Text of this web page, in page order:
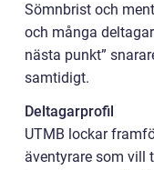
Sömnbrist och
och många
nästa punkt”
samtidigt.
Deltagarprofil
UTMB lockar
äventyrare som vill